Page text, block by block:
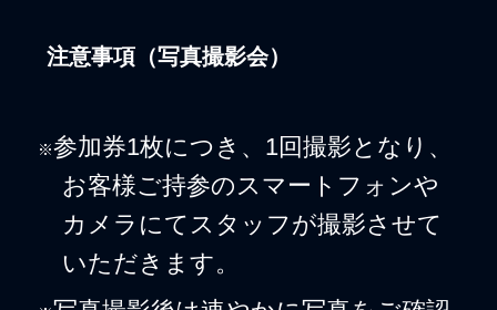
注意事項（写真撮影会）
※参加券1枚につき、1回撮影となり、
お客様ご持参のスマートフォンや
カメラにてスタッフが撮影させて
いただきます。